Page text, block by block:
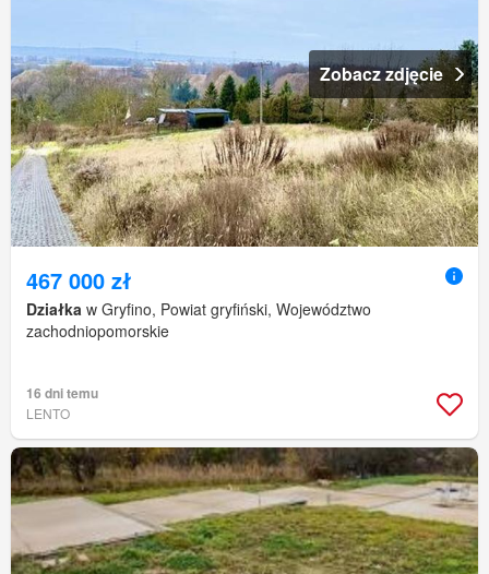
Zobacz zdjęcie
467 000 zł
Działka w Gryfino, Powiat gryfiński, Województwo
zachodniopomorskie
16 dni temu
LENTO